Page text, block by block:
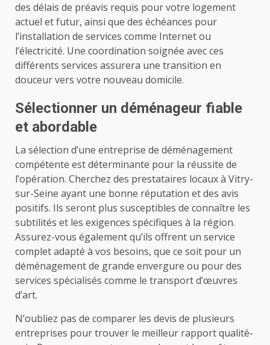
des délais de préavis requis pour votre logement
actuel et futur, ainsi que des échéances pour
l’installation de services comme Internet ou
l’électricité. Une coordination soignée avec ces
différents services assurera une transition en
douceur vers votre nouveau domicile.
Sélectionner un déménageur fiable
et abordable
La sélection d’une entreprise de déménagement
compétente est déterminante pour la réussite de
l’opération. Cherchez des prestataires locaux à Vitry-
sur-Seine ayant une bonne réputation et des avis
positifs. Ils seront plus susceptibles de connaître les
subtilités et les exigences spécifiques à la région.
Assurez-vous également qu’ils offrent un service
complet adapté à vos besoins, que ce soit pour un
déménagement de grande envergure ou pour des
services spécialisés comme le transport d’œuvres
d’art.
N’oubliez pas de comparer les devis de plusieurs
entreprises pour trouver le meilleur rapport qualité-